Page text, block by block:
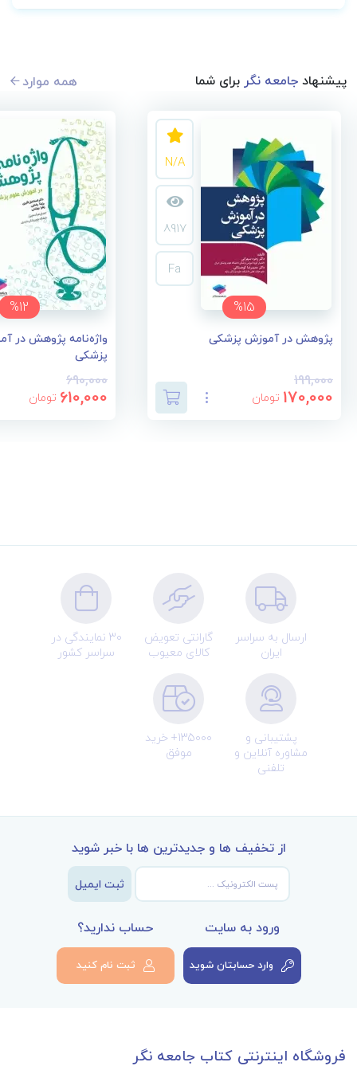
پیشنهادجامعه نگربرای شما همه موارد
%15
N/A
8917
Fa
پژوهش در آموزش پزشکی
199,000
170,000 تومان
%12
واژه‌نامه پژوهش در
پزشکی
690,000
610,000 تومان
ارسال به سراسر
ایران
گارانتی تعویض
کالای معیوب
30 نمایندگی در
سراسر کشور
پشتیبانی و
مشاوره آنلاین و
تلفنی
135000+ خرید
موفق
از تخفیف ها و جدیدترین ها با خبر شوید
ثبت ایمیل
ورود به سایت
وارد حسابتان شوید
حساب ندارید؟
ثبت نام کنید
فروشگاه اینترنتی کتاب جامعه نگر